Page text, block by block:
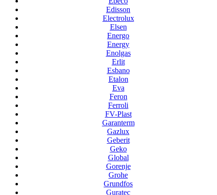
Edisson
Electrolux
Elsen
Energo
Energy
Enolgas
Erlit
Esbano
Etalon
Eva
Feron
Ferroli
FV-Plast
Garanterm
Gazlux
Geberit
Geko
Global
Gorenje
Grohe
Grundfos
Guratec